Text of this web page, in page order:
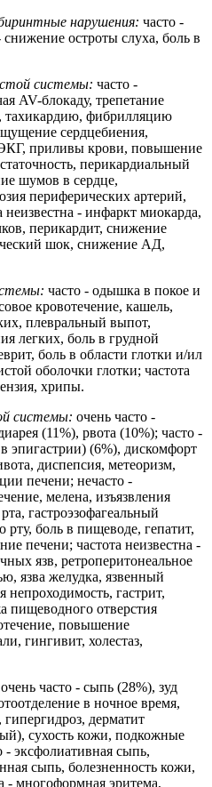
нарушения: часто -
снижение остроты слуха, боль в
системы: часто -
AV-блокаду, трепетание
тахикардию, фибрилляцию
сердцебиения,
приливы крови, повышение
перикардиальный
шумов в сердце,
периферических артерий,
неизвестна - инфаркт миокарда,
перикардит, снижение
шок, снижение АД,
часто - одышка в покое и
кровотечение, кашель,
плевральный выпот,
легких, боль в грудной
боль в области глотки и/ил
оболочки глотки; частота
хрипы.
системы: очень часто -
(11%), рвота (10%); часто -
эпигастрии) (6%), дискомфорт
диспепсия, метеоризм,
печени; нечасто -
мелена, изъязвления
гастроэзофагеальный
рту, боль в пищеводе, гепатит,
печени; частота неизвестна -
язв, ретроперитонеальное
язва желудка, язвенный
непроходимость, гастрит,
пищеводного отверстия
повышение
гингивит, холестаз,
очень часто - сыпь (28%), зуд
в ночное время,
дерматит
сухость кожи, подкожные
- эксфолиативная сыпь,
сыпь, болезненность кожи,
- многоформная эритема,